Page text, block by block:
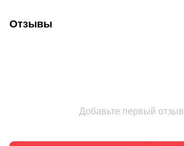
Отзывы
Добавьте первый отзыв